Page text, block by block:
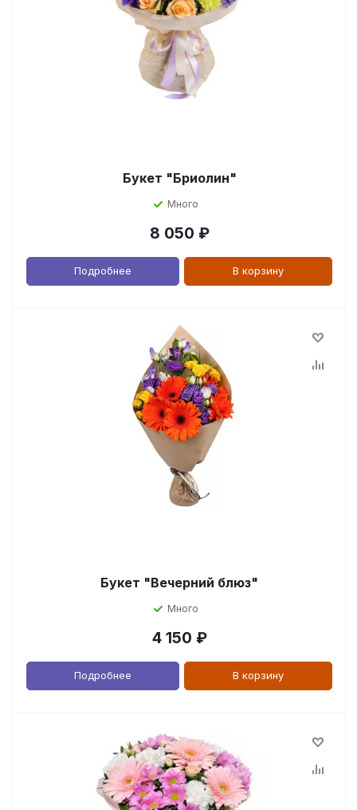
Букет "Бриолин"
Много
8 050 ₽
Подробнее В корзину
Букет "Вечерний блюз"
Много
4 150 ₽
Подробнее В корзину